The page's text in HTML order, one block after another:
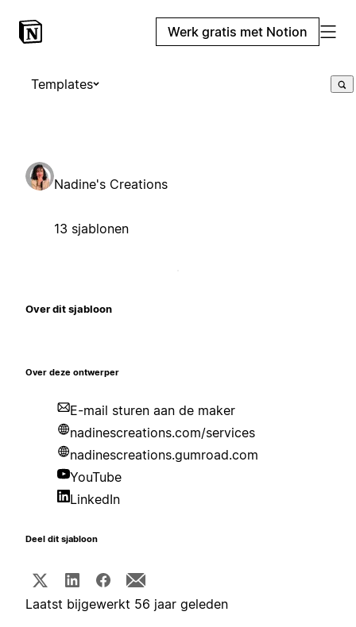
Werk gratis met Notion
Templates
Nadine's Creations
13 sjablonen
Over dit sjabloon
Over deze ontwerper
E-mail sturen aan de maker
nadinescreations.com/services
nadinescreations.gumroad.com
YouTube
LinkedIn
Deel dit sjabloon
Laatst bijgewerkt 56 jaar geleden